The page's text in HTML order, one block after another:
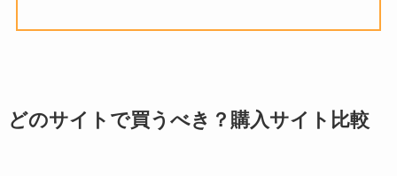
どのサイトで買うべき？購入サイト比較